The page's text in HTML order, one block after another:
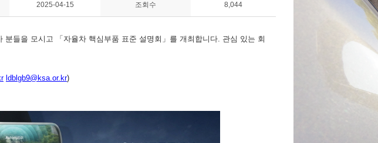
2025-04-15 조회수 8,044
들을 모시고 「자율차 핵심부품 표준 설명회」를 개최합니다. 관심 있는 회
ldblgb9@ksa.or.kr)